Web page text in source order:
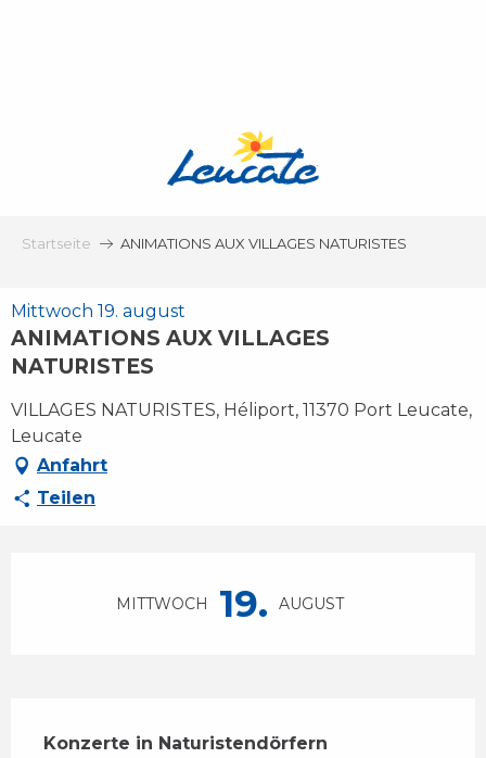
Startseite ANIMATIONS AUX VILLAGES NATURISTES
Mittwoch 19. august
ANIMATIONS AUX VILLAGES
NATURISTES
VILLAGES NATURISTES, Héliport, 11370 Port Leucate,
Leucate
Anfahrt
Teilen
MITTWOCH 19. AUGUST
Konzerte in Naturistendörfern